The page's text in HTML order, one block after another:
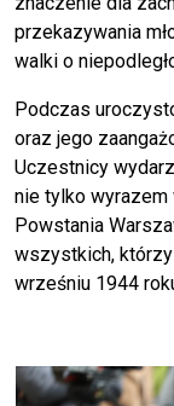
przekazywania
walki o
Podczas
oraz jego
Uczestnicy
nie tylko wyrazem
Powstania
wszystkich,
wrześniu 1944